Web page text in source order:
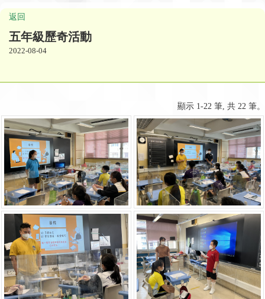
返回
五年級歷奇活動
2022-08-04
顯示 1-22 筆, 共 22 筆。